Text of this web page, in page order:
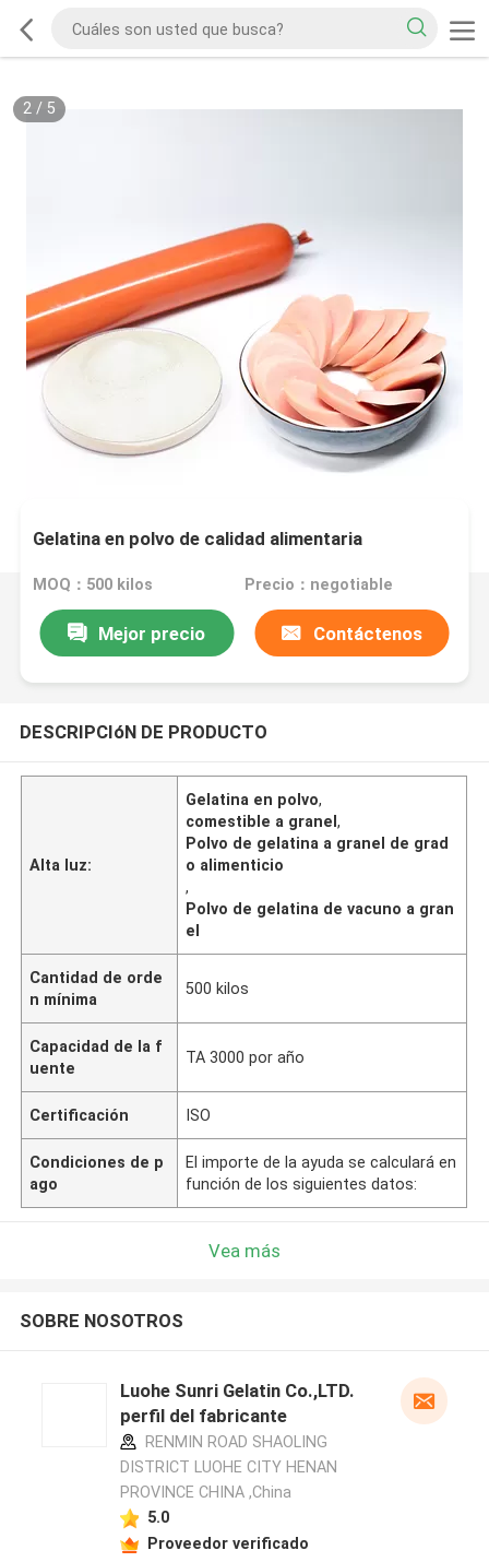
2/ 5
Gelatina en polvo de calidad alimentaria
MOQ：500 kilos Precio：negotiable
Mejor precio Contáctenos
DESCRIPCIóN DE PRODUCTO
Alta luz:
Gelatina en polvo,
comestible a granel,
Polvo de gelatina a granel de grad
o alimenticio
,
Polvo de gelatina de vacuno a gran
el
Cantidad de orde
n mínima
500 kilos
Capacidad de la f
uente
TA 3000 por año
Certificación ISO
Condiciones de p
ago
El importe de la ayuda se calculará en
función de los siguientes datos:
Vea más
SOBRE NOSOTROS
Luohe Sunri Gelatin Co.,LTD.
perfil del fabricante
RENMIN ROAD SHAOLING
DISTRICT LUOHE CITY HENAN
PROVINCE CHINA ,China
5.0
Proveedor verificado